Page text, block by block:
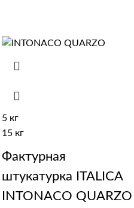
5 кг
15 кг
Фактурная
штукатурка ITALICA
INTONACO QUARZO